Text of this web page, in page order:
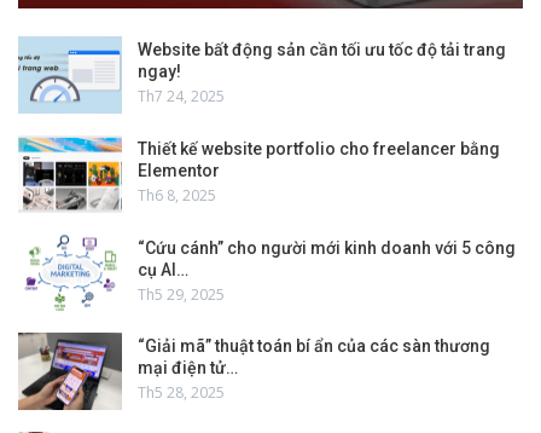
Website bất động sản cần tối ưu tốc độ tải trang
ngay!
Th7 24, 2025
Thiết kế website portfolio cho freelancer bằng
Elementor
Th6 8, 2025
“Cứu cánh” cho người mới kinh doanh với 5 công
cụ AI…
Th5 29, 2025
“Giải mã” thuật toán bí ẩn của các sàn thương
mại điện tử…
Th5 28, 2025